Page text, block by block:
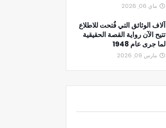
ماي 06, 2026
آلاف الوثائق التي فُتحت للاطلاع
تتيح الآن رواية القصة الحقيقية
لما جرى عام 1948
مارس 09, 2026